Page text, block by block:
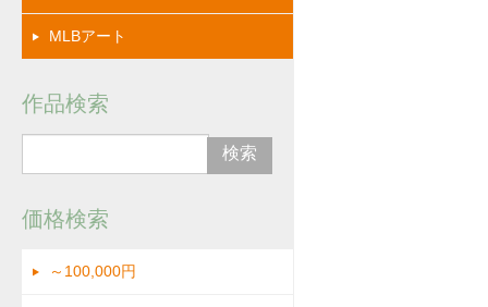
MLBアート
作品検索
価格検索
～100,000円